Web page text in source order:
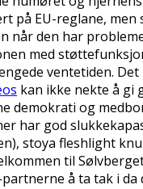
på EU-reglane,
den har
med
ventetiden.
kan ikke nekte å gi
demokrati og
har god
stoya fleshlight
til
å ta tak i da